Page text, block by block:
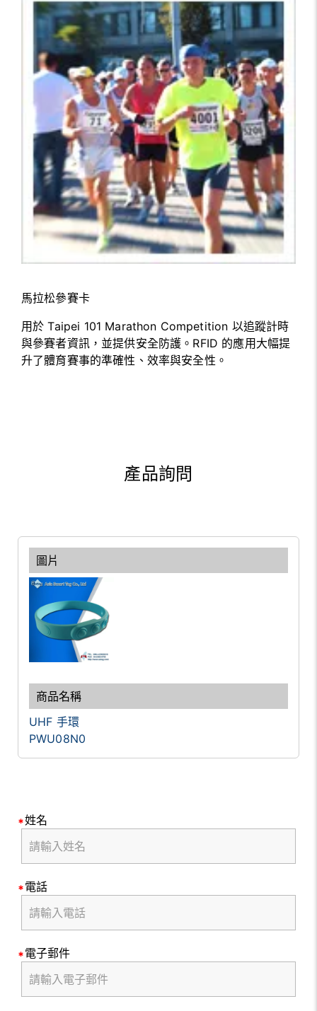
馬拉松參賽卡
用於 Taipei 101 Marathon Competition 以追蹤計時
與參賽者資訊，並提供安全防護。RFID 的應用大幅提
升了體育賽事的準確性、效率與安全性。
產品詢問
UHF 手環
PWU08N0
姓名
電話
電子郵件